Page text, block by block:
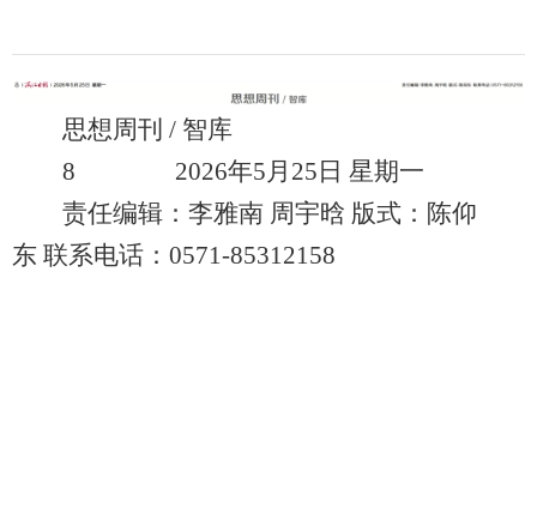
思想周刊 / 智库
8 2026年5月25日 星期一
责任编辑：李雅南 周宇晗 版式：陈仰
东 联系电话：0571-85312158